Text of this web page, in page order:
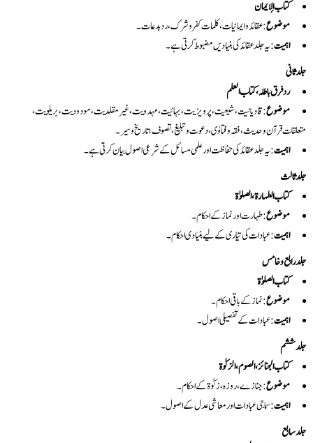
کتاب الإیمان
موضوع: عقائد و ایمانیات، کلمات کفر و شرک، رد بدعات۔
اہمیت: یہ جلد عقائد کی بنیادیں مضبوط کرتی ہے۔
جلد ثانی
رد فرق باطلہ، کتاب العلم
موضوع: قادیانیت، شیعیت، پرویزیت، بہائیت، مہدویت، غیر مقلدیت، مودودیت، بریلویت،
متعلقات قرآن و حدیث، فقہ و فتاوٰی، دعوت و تبلیغ، تصوف، تاریخ و سیر۔
اہمیت: یہ جلد عقائد کی حفاظت اور علمی مسائل کے شرعی اصول بیان کرتی ہے۔
جلد ثالث
کتاب الطہارۃ، الصلوٰۃ
موضوع: طہارت اور نماز کے احکام۔
اہمیت: عبادات کی تیاری کے لیے بنیادی احکام۔
جلد رابع و خامس
کتاب الصلوٰۃ
موضوع: نماز کے باقی احکام۔
اہمیت: عبادات کے تفصیلی اصول۔
جلد ششم
کتاب الجنائز، الصوم، الزکوٰۃ
موضوع: جنازے، روزہ، زکوٰۃ کے احکام۔
اہمیت: سماجی عبادات اور معاشی عدل کے اصول۔
جلد سابع